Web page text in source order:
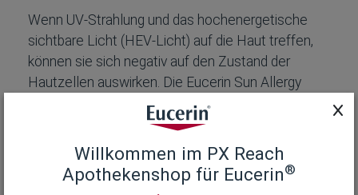
Wenn UV-Strahlung und das hochenergetische
sichtbare Licht (HEV-Licht) auf die Haut treffen,
können sie sich negativ auf den Zustand der
Hautzellen auswirken. Die Eucerin Sun Allergy
Protect Sun Gel-Creme LSF 50+ ist eine
Sonnencreme für das Gesicht und den ganzen
Körper, dessen Haut zu Sonnenallergien wie PLD
(Polymorphe Lichtdermatose) neigt. Die schnell
einziehende Sonnencreme enthält außerdem
Willkommen im PX Reach
Apothekenshop für Eucerin®